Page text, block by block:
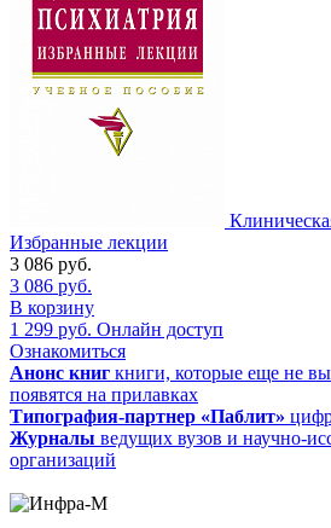
Избранные лекции
3 086 руб.
3 086 руб.
В корзину
1 299 руб. Онлайн доступ
Ознакомиться
Анонс книг книги, которые еще не
появятся на прилавках
Типография-партнер «Паблит»
Журналы ведущих вузов и научно-
организаций